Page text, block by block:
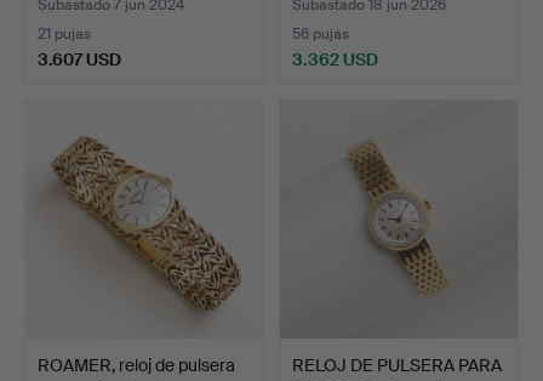
ÁRBITRO…
Subastado 7 jun 2024
21 pujas
3.607 USD
Subastado 18 jun 2026
56 pujas
3.362 USD
ROAMER, reloj de pulsera
RELOJ DE PULSERA PARA